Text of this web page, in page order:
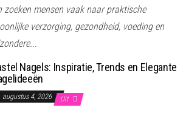
zoeken mensen vaak naar praktische
verzorging, gezondheid, voeding en
Nagels: Inspiratie, Trends en Elegante
augustus 4, 2026 Uit